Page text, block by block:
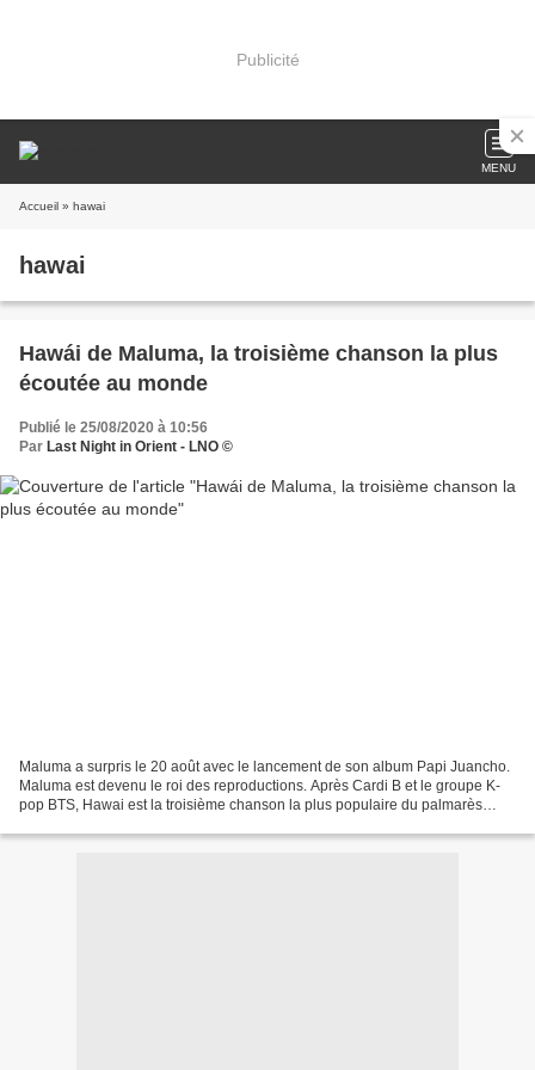
Publicité
MENU
Accueil » hawai
hawai
Hawái de Maluma, la troisième chanson la plus
écoutée au monde
Publié le 25/08/2020 à 10:56
Par Last Night in Orient - LNO ©
Maluma a surpris le 20 août avec le lancement de son album Papi Juancho.
Maluma est devenu le roi des reproductions. Après Cardi B et le groupe K-
pop BTS, Hawai est la troisième chanson la plus populaire du palmarès